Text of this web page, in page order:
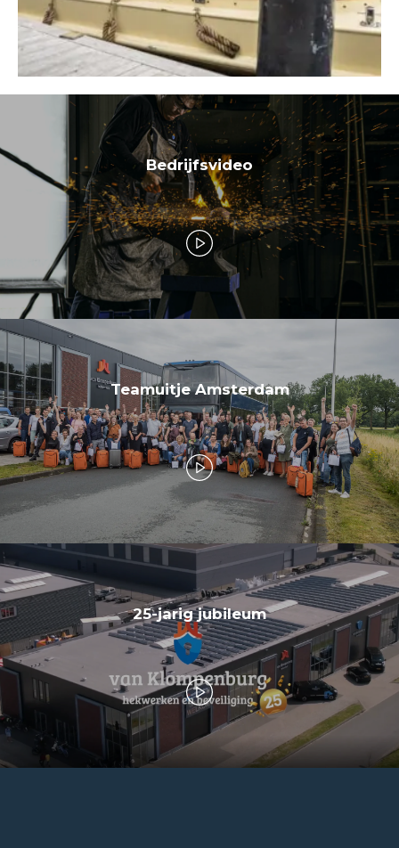
Vakantiegeld; ☀️
Na zeven maanden een vast contract;
Gezellige groep collega’s met een informele
sfeer; 😊
Vrijdagmiddagborrels en leuke uitjes; 🍻
Uitdagende baan;
Telefoon en laptop van de zaak;
Goede pensioenregeling en 25 vakantiedagen;
Werkkleding- en schoenen;
Doorgroei- en opleidingsmogelijkheden.
Bedrijfsvideo
Teamuitje Amsterdam
25-jarig jubileum